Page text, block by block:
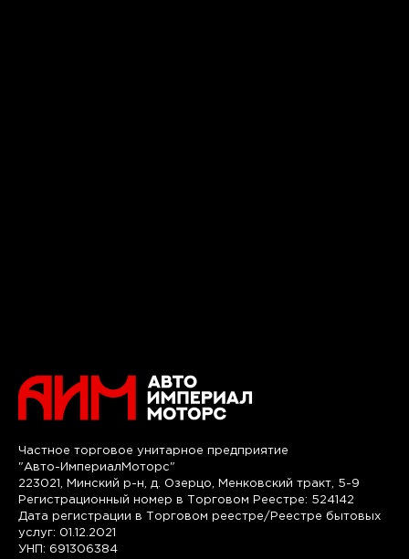
Частное торговое унитарное предприятие
"Авто-ИмпериалМоторс"
223021, Минский р-н, д. Озерцо, Менковский тракт, 5-9
Регистрационный номер в Торговом Реестре: 524142
Дата регистрации в Торговом реестре/Реестре бытовых
услуг: 01.12.2021
УНП: 691306384